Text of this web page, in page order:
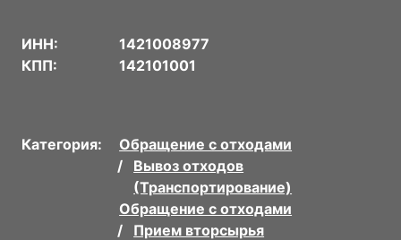
ИНН:
1421008977
КПП:
142101001
Категория:
Обращение с отходами
Вывоз отходов
(Транспортирование)
Обращение с отходами
Прием вторсырья